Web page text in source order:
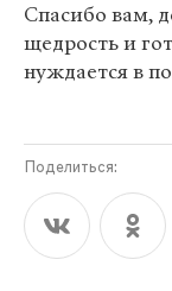
Спасибо вам,
щедрость и
нуждается в
Поделиться: